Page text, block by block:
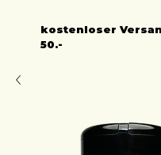
kostenloser
50.-